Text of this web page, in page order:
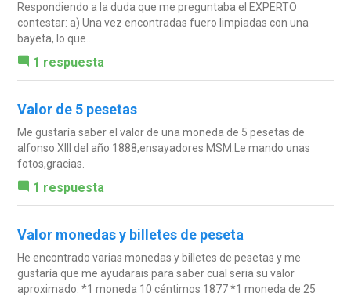
Respondiendo a la duda que me preguntaba el EXPERTO
contestar: a) Una vez encontradas fuero limpiadas con una
bayeta, lo que...
1 respuesta
Valor de 5 pesetas
Me gustaría saber el valor de una moneda de 5 pesetas de
alfonso XIII del año 1888,ensayadores MSM.Le mando unas
fotos,gracias.
1 respuesta
Valor monedas y billetes de peseta
He encontrado varias monedas y billetes de pesetas y me
gustaría que me ayudarais para saber cual seria su valor
aproximado: *1 moneda 10 céntimos 1877 *1 moneda de 25